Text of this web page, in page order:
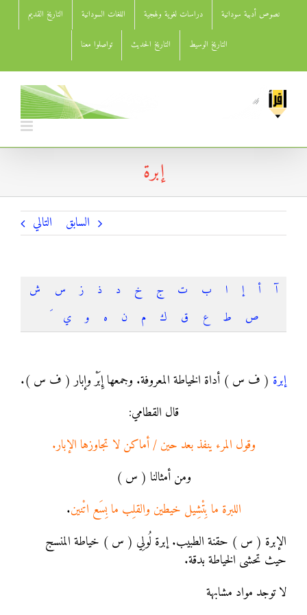
نصوص أدبية سودانية دراسات لغوية ولهجية اللغات السودانية التاريخ القديم
التاريخ الوسيط التاريخ الحديث تواصلوا معنا
إبرة
السابق التالي
آ أ إ ا ب ت ج خ د ذ ز س
ش
ص
ط ع ق ك م ن ه و ي
إبرة ( ف س ) أداة الخياطة المعروفة. وجمعها إِبَرْ وإبار ( ف س ).
قال القطامي:
وقول المرء ينفذ بعد حين / أماكن لا تجاوزها الإبار.
ومن أمثالنا ( س )
اللبرة ما بِتْشِيل خيطين والقلِب ما بِسَع اتْنين.
الإبرة ( س ) حقنة الطبيب. إبرة لُولِي ( س ) خياطة المنسج
حيث تحشى الخياطة بدقة.
لا توجد مواد مشابهة